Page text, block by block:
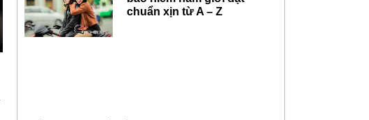
chuẩn xịn từ A – Z